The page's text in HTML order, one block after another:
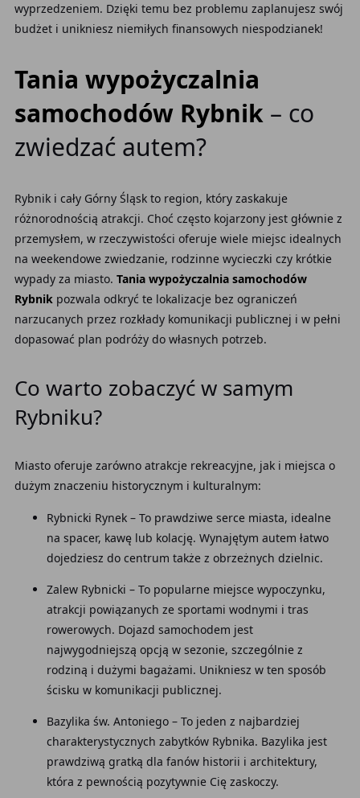
wyprzedzeniem. Dzięki temu bez problemu zaplanujesz swój
budżet i unikniesz niemiłych finansowych niespodzianek!
Tania wypożyczalnia
samochodów Rybnik – co
zwiedzać autem?
Rybnik i cały Górny Śląsk to region, który zaskakuje
różnorodnością atrakcji. Choć często kojarzony jest głównie z
przemysłem, w rzeczywistości oferuje wiele miejsc idealnych
na weekendowe zwiedzanie, rodzinne wycieczki czy krótkie
wypady za miasto. Tania wypożyczalnia samochodów
Rybnikpozwala odkryć te lokalizacje bez ograniczeń
narzucanych przez rozkłady komunikacji publicznej i w pełni
dopasować plan podróży do własnych potrzeb.
Co warto zobaczyć w samym
Rybniku?
Miasto oferuje zarówno atrakcje rekreacyjne, jak i miejsca o
dużym znaczeniu historycznym i kulturalnym:
Rybnicki Rynek – To prawdziwe serce miasta, idealne
na spacer, kawę lub kolację. Wynajętym autem łatwo
dojedziesz do centrum także z obrzeżnych dzielnic.
Zalew Rybnicki – To popularne miejsce wypoczynku,
atrakcji powiązanych ze sportami wodnymi i tras
rowerowych. Dojazd samochodem jest
najwygodniejszą opcją w sezonie, szczególnie z
rodziną i dużymi bagażami. Unikniesz w ten sposób
ścisku w komunikacji publicznej.
Bazylika św. Antoniego – To jeden z najbardziej
charakterystycznych zabytków Rybnika. Bazylika jest
prawdziwą gratką dla fanów historii i architektury,
która z pewnością pozytywnie Cię zaskoczy.